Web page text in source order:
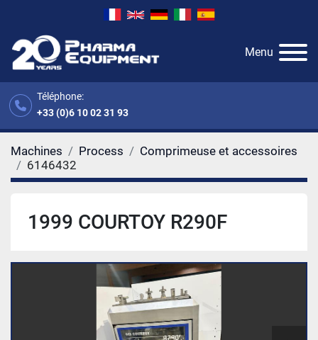
Téléphone:
+33 (0)6 10 02 31 93
Menu
Machines Process
Comprimeuse et accessoires
6146432
1999 COURTOY R290F